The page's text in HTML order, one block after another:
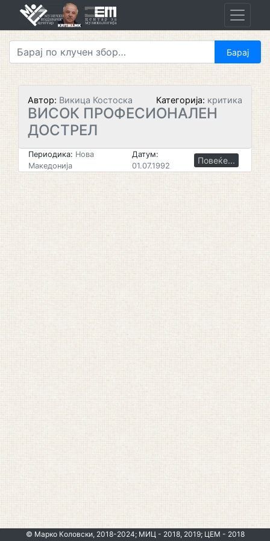
Автор: Викица Костоска Категорија: критика
ВИСОК ПРОФЕСИОНАЛЕН
ДОСТРЕЛ
Периодика: Нова
Македонија
Датум:
01.07.1992
Повеќе...
© Марко Коловски, 2018-2024; МИЦ - 2018, 2019; ЦЕМ - 2018